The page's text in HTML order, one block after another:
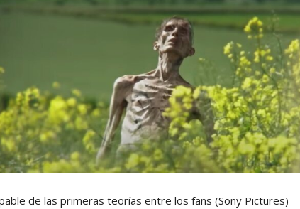
de las primeras teorías entre los fans (Sony Pictures)